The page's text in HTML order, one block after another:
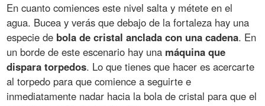
En cuanto comiences este nivel salta y métete en el
agua. Bucea y verás que debajo de la fortaleza hay una
especie de bola de cristal anclada con una cadena. En
un borde de este escenario hay una máquina que
dispara torpedos. Lo que tienes que hacer es acercarte
al torpedo para que comience a seguirte e
inmediatamente nadar hacia la bola de cristal para que el